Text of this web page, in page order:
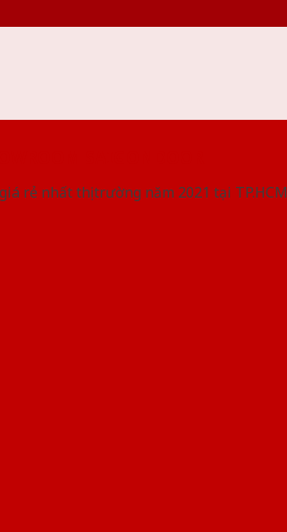
rẻ nhất thị trường năm 2021 tại TP.HCM